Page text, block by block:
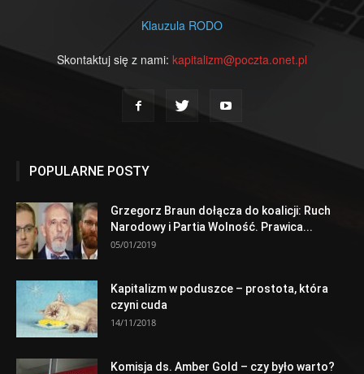
Klauzula RODO
Skontaktuj się z nami: kapitalizm@poczta.onet.pl
POPULARNE POSTY
Grzegorz Braun dołącza do koalicji: Ruch
Narodowy i Partia Wolność. Prawica...
05/01/2019
Kapitalizm w poduszce – prostota, która
czyni cuda
14/11/2018
Komisja ds. Amber Gold – czy było warto?